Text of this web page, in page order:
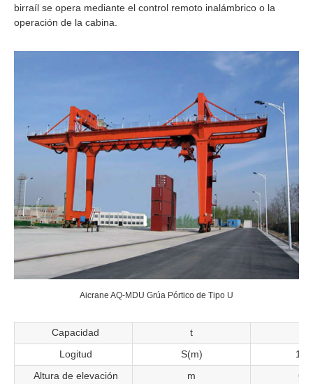
birraíl se opera mediante el control remoto inalámbrico o la
operación de la cabina.
Aicrane AQ-MDU Grúa Pórtico de Tipo U
Capacidad t
Logitud S(m)
Altura de elevación m